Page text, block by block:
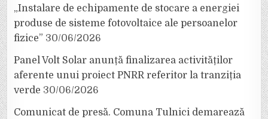
„Instalare de echipamente de stocare a energiei
produse de sisteme fotovoltaice ale persoanelor
fizice” 30/06/2026
Panel Volt Solar anunță finalizarea activităților
aferente unui proiect PNRR referitor la tranziția
verde 30/06/2026
Comunicat de presă. Comuna Tulnici demarează